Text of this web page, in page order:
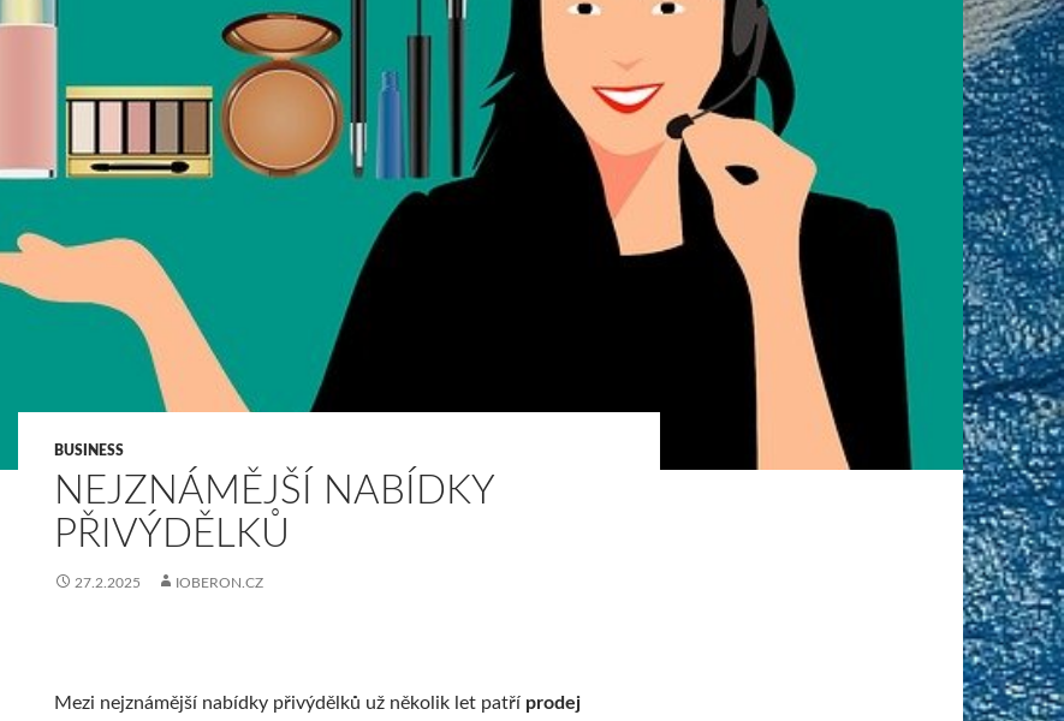
BUSINESS
NEJZNÁMĚJŠÍ NABÍDKY
PŘIVÝDĚLKŮ
27.2.2025 IOBERON.CZ
Mezi nejznámější nabídky přivýdělků už několik let patří prodej